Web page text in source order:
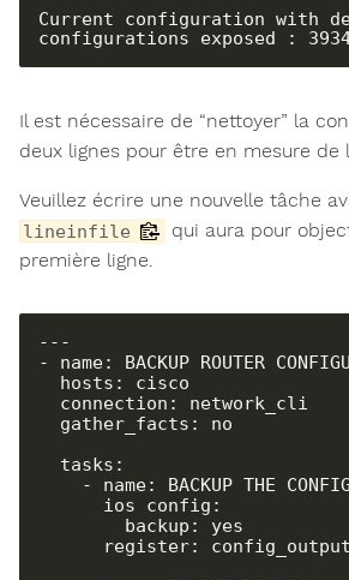
Current configuration with
configurations exposed :
Il est nécessaire de “nettoyer” la
deux lignes pour être en mesure de
Veuillez écrire une nouvelle tâche
lineinfile
qui aura pour
première ligne.
---
- name: BACKUP ROUTER